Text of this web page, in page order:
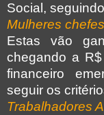
Social,
Mulheres
Estas vão
chegando a
financeiro
seguir os
Trabalhadores